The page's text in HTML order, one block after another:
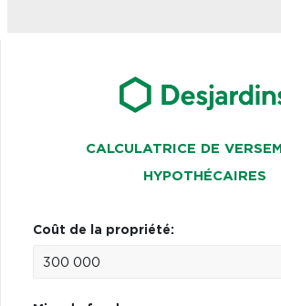
CALCULATRICE DE
HYPOTHÉCAIRES
Coût de la propriété: